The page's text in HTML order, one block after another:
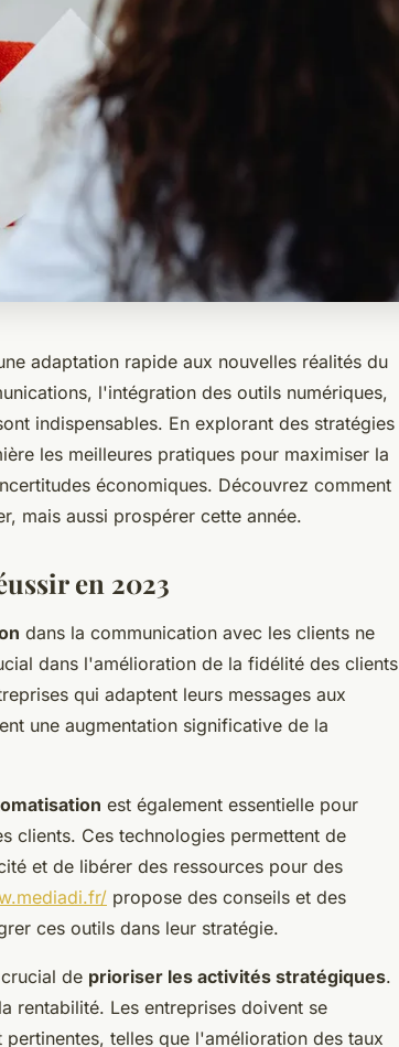
adaptation rapide aux nouvelles réalités du
l'intégration des outils numériques,
indispensables. En explorant des stratégies
les meilleures pratiques pour maximiser la
économiques. Découvrez comment
mais aussi prospérer cette année.
en 2023
dans la communication avec les clients ne
dans l'amélioration de la fidélité des clients
qui adaptent leurs messages aux
une augmentation significative de la
est également essentielle pour
clients. Ces technologies permettent de
et de libérer des ressources pour des
propose des conseils et des
ces outils dans leur stratégie.
de prioriser les activités stratégiques.
rentabilité. Les entreprises doivent se
telles que l'amélioration des taux